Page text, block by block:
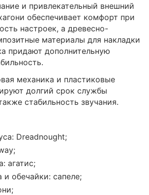
и привлекательный внешний
обеспечивает комфорт при
настроек, а древесно-
материалы для накладки
придают дополнительную
механика и пластиковые
долгий срок службы
стабильность звучания.
Dreadnought;
агатис;
обечайки: сапеле;